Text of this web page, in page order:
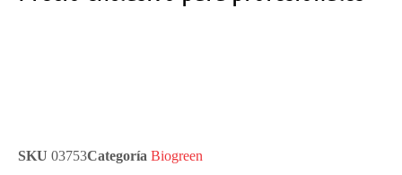
SKU 03753Categoría Biogreen